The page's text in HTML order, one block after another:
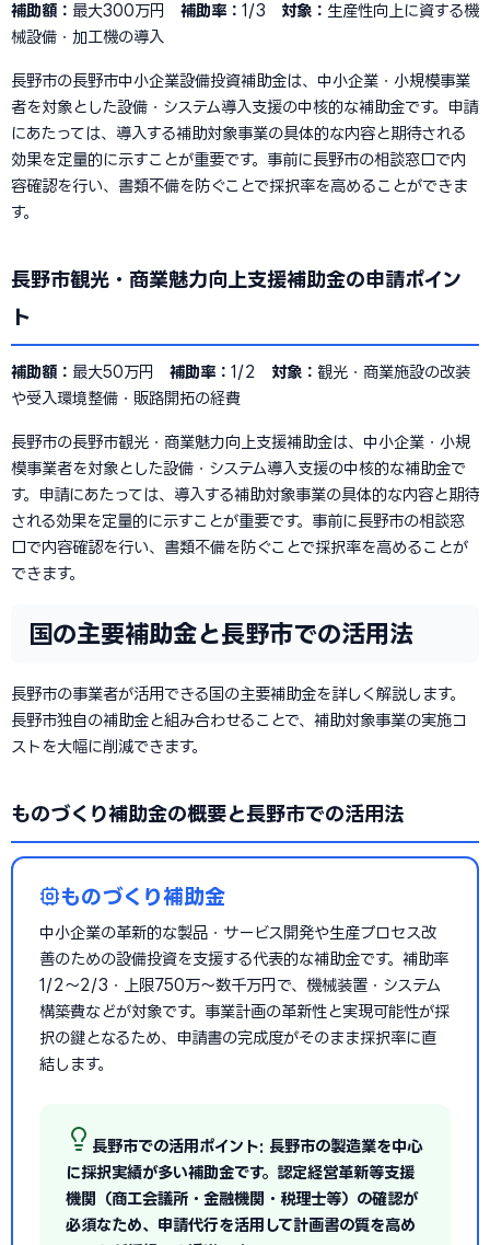
補助額： 最大300万円 補助率： 1/3 対象： 生産性向上に資する機
械設備・加工機の導入
長野市の長野市中小企業設備投資補助金は、中小企業・小規模事業
者を対象とした設備・システム導入支援の中核的な補助金です。申請
にあたっては、導入する補助対象事業の具体的な内容と期待される
効果を定量的に示すことが重要です。事前に長野市の相談窓口で内
容確認を行い、書類不備を防ぐことで採択率を高めることができま
す。
長野市観光・商業魅力向上支援補助金の申請ポイン
ト
補助額： 最大50万円 補助率： 1/2 対象： 観光・商業施設の改装
や受入環境整備・販路開拓の経費
長野市の長野市観光・商業魅力向上支援補助金は、中小企業・小規
模事業者を対象とした設備・システム導入支援の中核的な補助金で
す。申請にあたっては、導入する補助対象事業の具体的な内容と期待
される効果を定量的に示すことが重要です。事前に長野市の相談窓
口で内容確認を行い、書類不備を防ぐことで採択率を高めることが
できます。
国の主要補助金と長野市での活用法
長野市の事業者が活用できる国の主要補助金を詳しく解説します。
長野市独自の補助金と組み合わせることで、補助対象事業の実施コ
ストを大幅に削減できます。
ものづくり補助金の概要と長野市での活用法
ものづくり補助金
中小企業の革新的な製品・サービス開発や生産プロセス改
善のための設備投資を支援する代表的な補助金です。補助率
1/2〜2/3・上限750万〜数千万円で、機械装置・システム
構築費などが対象です。事業計画の革新性と実現可能性が採
択の鍵となるため、申請書の完成度がそのまま採択率に直
結します。
長野市での活用ポイント: 長野市の製造業を中心
に採択実績が多い補助金です。認定経営革新等支援
機関（商工会議所・金融機関・税理士等）の確認が
必須なため、申請代行を活用して計画書の質を高め